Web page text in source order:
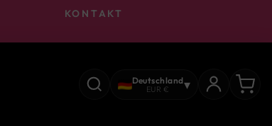
KONTAKT
Deutschland
EUR € ▾